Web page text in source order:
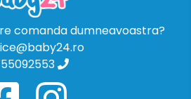
comanda dumneavoastra?